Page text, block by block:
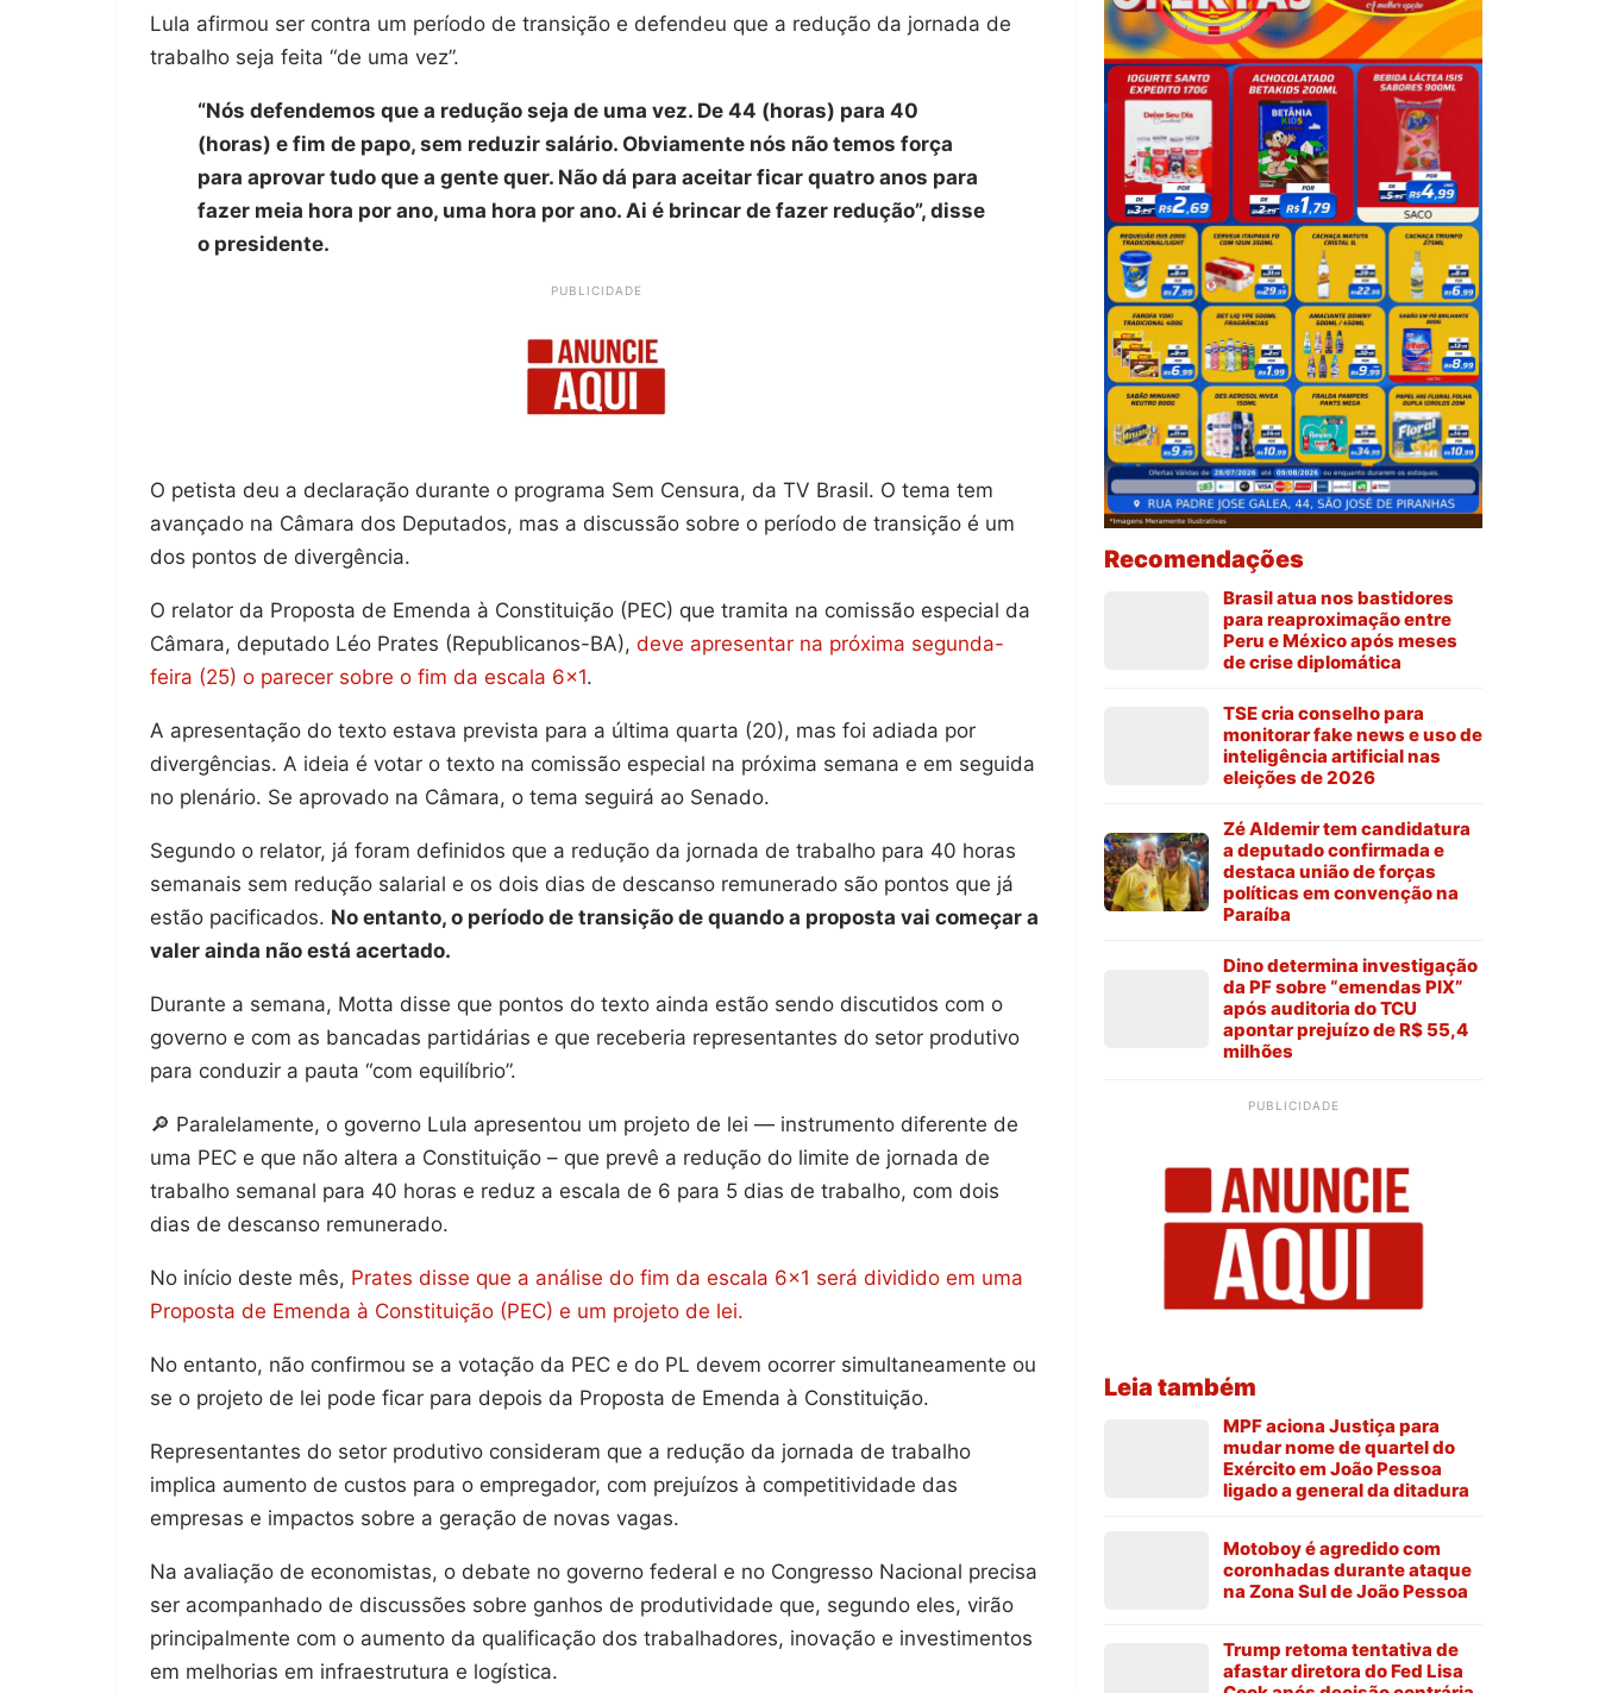
Lula afirmou ser contra um período de transição e defendeu que a redução da jornada de
trabalho seja feita “de uma vez”.
“Nós defendemos que a redução seja de uma vez. De 44 (horas) para 40
(horas) e fim de papo, sem reduzir salário. Obviamente nós não temos força
para aprovar tudo que a gente quer. Não dá para aceitar ficar quatro anos para
fazer meia hora por ano, uma hora por ano. Ai é brincar de fazer redução”, disse
o presidente.
PUBLICIDADE
O petista deu a declaração durante o programa Sem Censura, da TV Brasil. O tema tem
avançado na Câmara dos Deputados, mas a discussão sobre o período de transição é um
dos pontos de divergência.
O relator da Proposta de Emenda à Constituição (PEC) que tramita na comissão especial da
Câmara, deputado Léo Prates (Republicanos-BA), deve apresentar na próxima segunda-
feira (25) o parecer sobre o fim da escala 6×1.
A apresentação do texto estava prevista para a última quarta (20), mas foi adiada por
divergências. A ideia é votar o texto na comissão especial na próxima semana e em seguida
no plenário. Se aprovado na Câmara, o tema seguirá ao Senado.
Segundo o relator, já foram definidos que a redução da jornada de trabalho para 40 horas
semanais sem redução salarial e os dois dias de descanso remunerado são pontos que já
estão pacificados. No entanto, o período de transição de quando a proposta vai começar a
valer ainda não está acertado.
Durante a semana, Motta disse que pontos do texto ainda estão sendo discutidos com o
governo e com as bancadas partidárias e que receberia representantes do setor produtivo
para conduzir a pauta “com equilíbrio”.
🔎 Paralelamente, o governo Lula apresentou um projeto de lei — instrumento diferente de
uma PEC e que não altera a Constituição – que prevê a redução do limite de jornada de
trabalho semanal para 40 horas e reduz a escala de 6 para 5 dias de trabalho, com dois
dias de descanso remunerado.
No início deste mês, Prates disse que a análise do fim da escala 6×1 será dividido em uma
Proposta de Emenda à Constituição (PEC) e um projeto de lei.
No entanto, não confirmou se a votação da PEC e do PL devem ocorrer simultaneamente ou
se o projeto de lei pode ficar para depois da Proposta de Emenda à Constituição.
Representantes do setor produtivo consideram que a redução da jornada de trabalho
implica aumento de custos para o empregador, com prejuízos à competitividade das
empresas e impactos sobre a geração de novas vagas.
Na avaliação de economistas, o debate no governo federal e no Congresso Nacional precisa
ser acompanhado de discussões sobre ganhos de produtividade que, segundo eles, virão
principalmente com o aumento da qualificação dos trabalhadores, inovação e investimentos
em melhorias em infraestrutura e logística.
Recomendações
Brasil atua nos bastidores
para reaproximação entre
Peru e México após meses
de crise diplomática
TSE cria conselho para
monitorar fake news e uso de
inteligência artificial nas
eleições de 2026
Zé Aldemir tem candidatura
a deputado confirmada e
destaca união de forças
políticas em convenção na
Paraíba
Dino determina investigação
da PF sobre “emendas PIX”
após auditoria do TCU
apontar prejuízo de R$ 55,4
milhões
PUBLICIDADE
Leia também
MPF aciona Justiça para
mudar nome de quartel do
Exército em João Pessoa
ligado a general da ditadura
Motoboy é agredido com
coronhadas durante ataque
na Zona Sul de João Pessoa
Trump retoma tentativa de
afastar diretora do Fed Lisa